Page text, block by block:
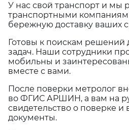
У нас свой транспорт и мы
транспортными
бережную доставку ваших
Готовы к поискам решений
задач. Наши сотрудники
мобильны и
вместе с вами.
После поверки метролог
во ФГИС АРШИН, а вам на
свидетельство о поверке
документы.